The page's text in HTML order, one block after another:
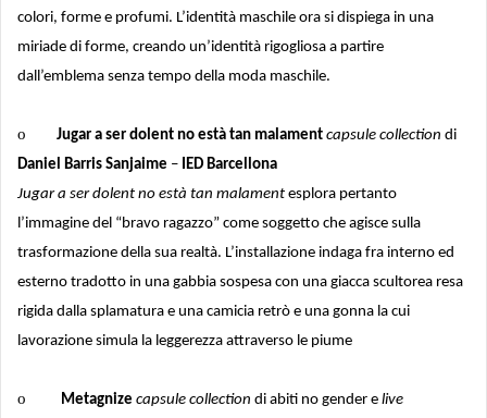
colori, forme e profumi. L’identità maschile ora si dispiega in una
miriade di forme, creando un’identità rigogliosa a partire
dall’emblema senza tempo della moda maschile.
o Jugar a ser dolent no està tan malament capsule collection di
Daniel Barris Sanjaime – IED Barcellona
Jugar a ser dolent no està tan malament esplora pertanto
l’immagine del “bravo ragazzo” come soggetto che agisce sulla
trasformazione della sua realtà. L’installazione indaga fra interno ed
esterno tradotto in una gabbia sospesa con una giacca scultorea resa
rigida dalla splamatura e una camicia retrò e una gonna la cui
lavorazione simula la leggerezza attraverso le piume
o Metagnize capsule collection di abiti no gender e live